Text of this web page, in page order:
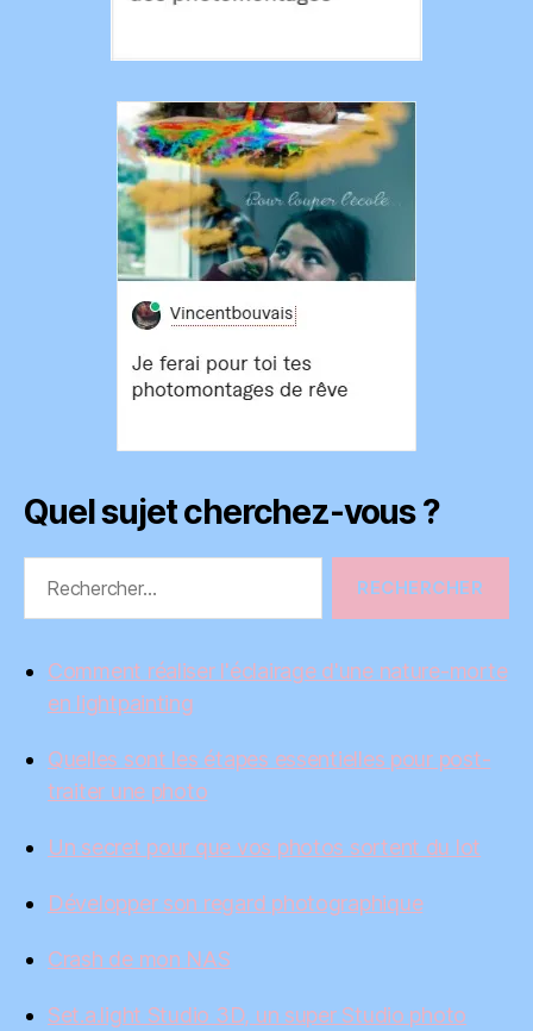
Quel sujet cherchez-vous ?
Comment réaliser l'éclairage d'une nature-morte
en lightpainting
Quelles sont les étapes essentielles pour post-
traiter une photo
Un secret pour que vos photos sortent du lot
Développer son regard photographique
Crash de mon NAS
Set.a.light Studio 3D, un super Studio photo